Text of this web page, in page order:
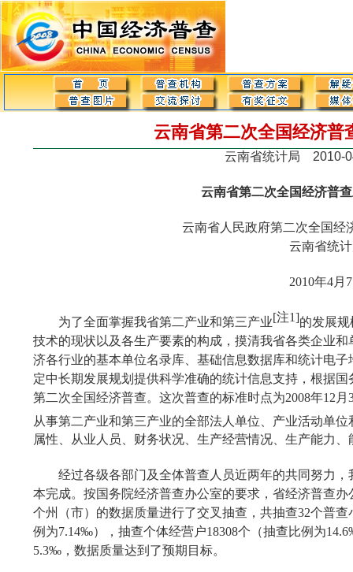
云南省第二次全国经济普
云南省统计局 2010-
云南省第二次全国经济普
云南省人民政府第二次全国经
云南省统
2010年4月 7
为了全面掌握我省第二产业和第三产业[注1]的发展规
技术的现状以及各生产要素的构成，摸清我省各类企业
济各行业的基本单位名录库、基础信息数据库和统计电
定中长期发展规划提供科学准确的统计信息支持，根据
第二次全国经济普查。这次普查的标准时点为2008年12 月
从事第二产业和第三产业的全部法人单位、产业活动单位
属性、从业人员、财务状况、生产经营情况、生产能力
经过各级各部门及全体普查人员近两年的共同努力
本完成。按国务院经济普查办公室的要求，省经济普查
个州（市）的数据质量进行了交叉抽查，共抽查32个普查
例为7.14‰），抽查个体经营户18308个（抽查比例为
5.3‰，数据质量达到了预期目标。